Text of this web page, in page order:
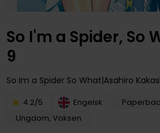
So I'm a Spider, So
9
So Im a Spider So What Asahiro
4.2/5 Engelsk
Ungdom, Voksen